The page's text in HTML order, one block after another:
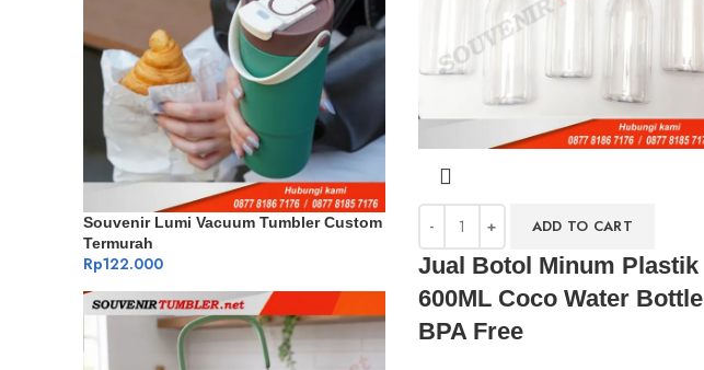
Souvenir Lumi Vacuum Tumbler Custom
Termurah
Rp122.000
ADD TO CART
Jual Botol Minum Plastik
600ML Coco Water Bottle
BPA Free